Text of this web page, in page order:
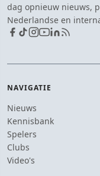
dag opnieuw nieuws,
Nederlandse en
NAVIGATIE
Nieuws
Kennisbank
Spelers
Clubs
Video's